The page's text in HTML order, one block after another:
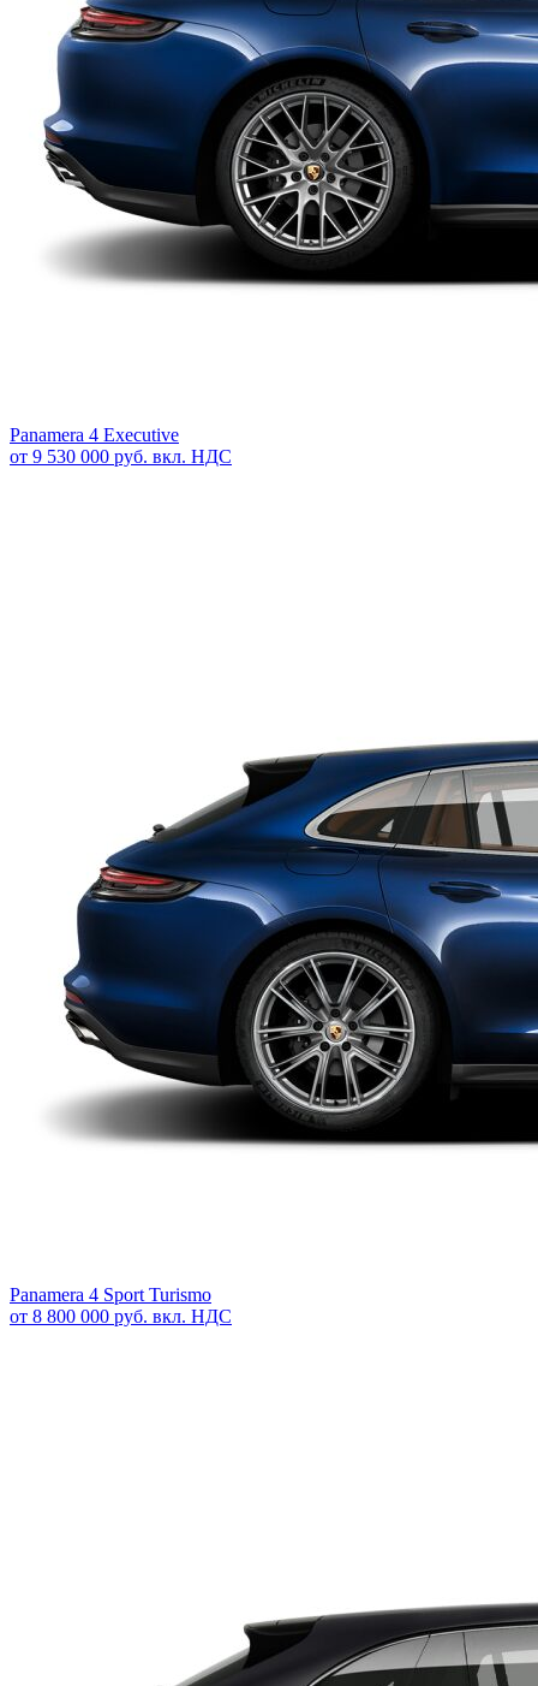
Panamera 4 Executive
от 9 530 000 руб. вкл. НДС
Panamera 4 Sport Turismo
от 8 800 000 руб. вкл. НДС